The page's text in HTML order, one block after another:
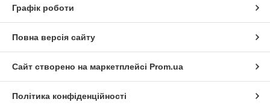
Графік роботи
Повна версія сайту
Сайт створено на маркетплейсі Prom.ua
Політика конфіденційності